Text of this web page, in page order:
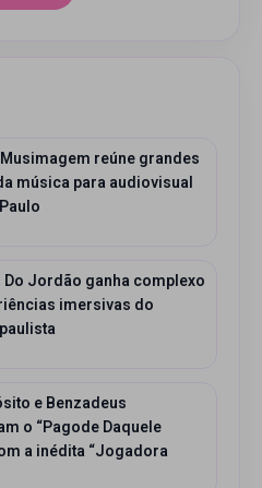
reúne grandes
música para audiovisual
Do Jordão ganha complexo
imersivas do
e Benzadeus
o “Pagode Daquele
a inédita “Jogadora